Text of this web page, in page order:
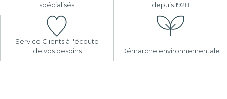
spécialisés
depuis 1928
Service Clients à l'écoute
de vos besoins
Démarche environnementale